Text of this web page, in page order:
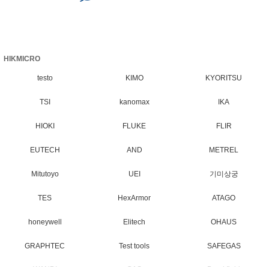
HIKMICRO
testo KIMO KYORITSU
TSI kanomax IKA
HIOKI FLUKE FLIR
EUTECH AND METREL
Mitutoyo UEI 기미상궁
TES HexArmor ATAGO
honeywell Elitech OHAUS
GRAPHTEC Test tools SAFEGAS